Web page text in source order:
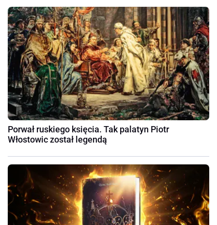
Porwał ruskiego księcia. Tak palatyn Piotr
Włostowic został legendą